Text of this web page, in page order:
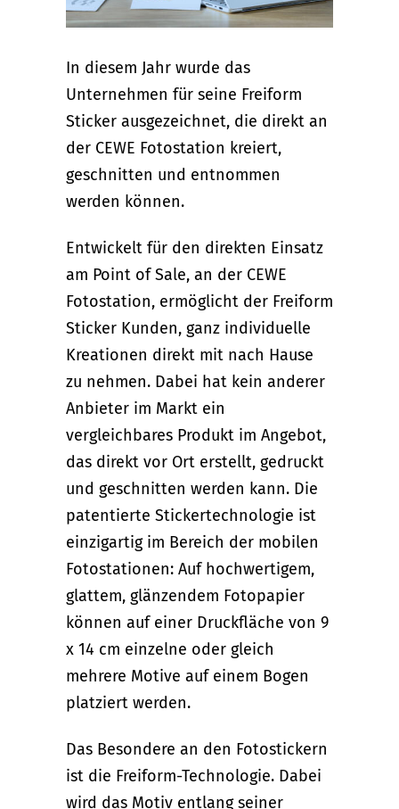
In diesem Jahr wurde das
Unternehmen für seine Freiform
Sticker ausgezeichnet, die direkt an
der CEWE Fotostation kreiert,
geschnitten und entnommen
werden können.
Entwickelt für den direkten Einsatz
am Point of Sale, an der CEWE
Fotostation, ermöglicht der Freiform
Sticker Kunden, ganz individuelle
Kreationen direkt mit nach Hause
zu nehmen. Dabei hat kein anderer
Anbieter im Markt ein
vergleichbares Produkt im Angebot,
das direkt vor Ort erstellt, gedruckt
und geschnitten werden kann. Die
patentierte Stickertechnologie ist
einzigartig im Bereich der mobilen
Fotostationen: Auf hochwertigem,
glattem, glänzendem Fotopapier
können auf einer Druckfläche von 9
x 14 cm einzelne oder gleich
mehrere Motive auf einem Bogen
platziert werden.
Das Besondere an den Fotostickern
ist die Freiform-Technologie. Dabei
wird das Motiv entlang seiner